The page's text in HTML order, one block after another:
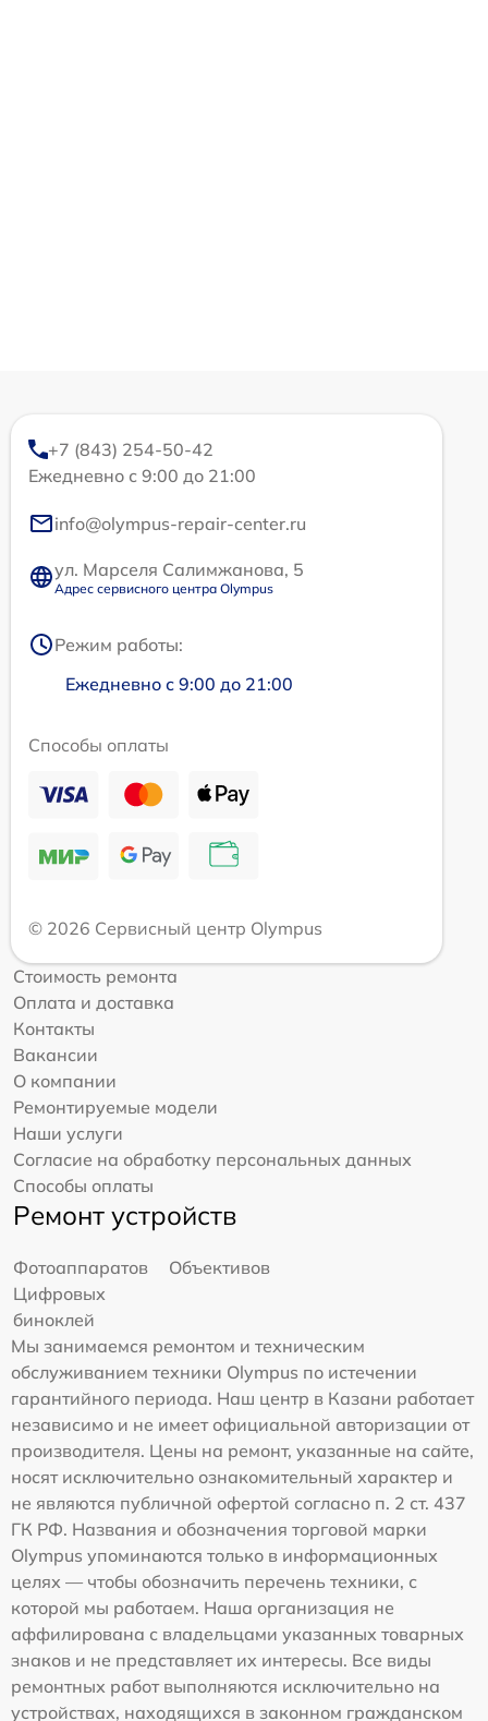
+7 (843) 254-50-42
Ежедневно с 9:00 до 21:00
info@olympus-repair-center.ru
ул. Марселя Салимжанова, 5
Адрес сервисного центра Olympus
Режим работы:
Ежедневно с 9:00 до 21:00
Способы оплаты
© 2026 Сервисный центр Olympus
Стоимость ремонта
Оплата и доставка
Контакты
Вакансии
О компании
Ремонтируемые модели
Наши услуги
Согласие на обработку персональных данных
Способы оплаты
Ремонт устройств
Фотоаппаратов
Объективов
Цифровых
биноклей
Мы занимаемся ремонтом и техническим
обслуживанием техники Olympus по истечении
гарантийного периода. Наш центр в Казани работает
независимо и не имеет официальной авторизации от
производителя. Цены на ремонт, указанные на сайте,
носят исключительно ознакомительный характер и
не являются публичной офертой согласно п. 2 ст. 437
ГК РФ. Названия и обозначения торговой марки
Olympus упоминаются только в информационных
целях — чтобы обозначить перечень техники, с
которой мы работаем. Наша организация не
аффилирована с владельцами указанных товарных
знаков и не представляет их интересы. Все виды
ремонтных работ выполняются исключительно на
устройствах, находящихся в законном гражданском